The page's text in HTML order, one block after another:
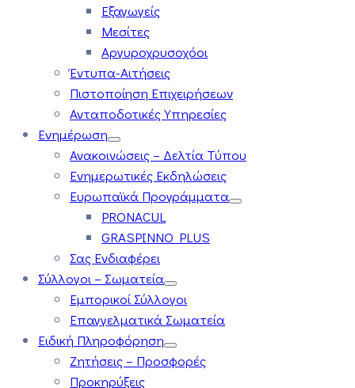
Εξαγωγείς
Μεσίτες
Αργυροχρυσοχόοι
Έντυπα-Αιτήσεις
Πιστοποίηση Επιχειρήσεων
Ανταποδοτικές Υπηρεσίες
Ενημέρωση
Ανακοινώσεις – Δελτία Τύπου
Ενημερωτικές Εκδηλώσεις
Ευρωπαϊκά Προγράμματα
PRONACUL
GRASPINNO PLUS
Σας Ενδιαφέρει
Σύλλογοι – Σωματεία
Εμπορικοί Σύλλογοι
Επαγγελματικά Σωματεία
Ειδική Πληροφόρηση
Ζητήσεις – Προσφορές
Προκηρύξεις